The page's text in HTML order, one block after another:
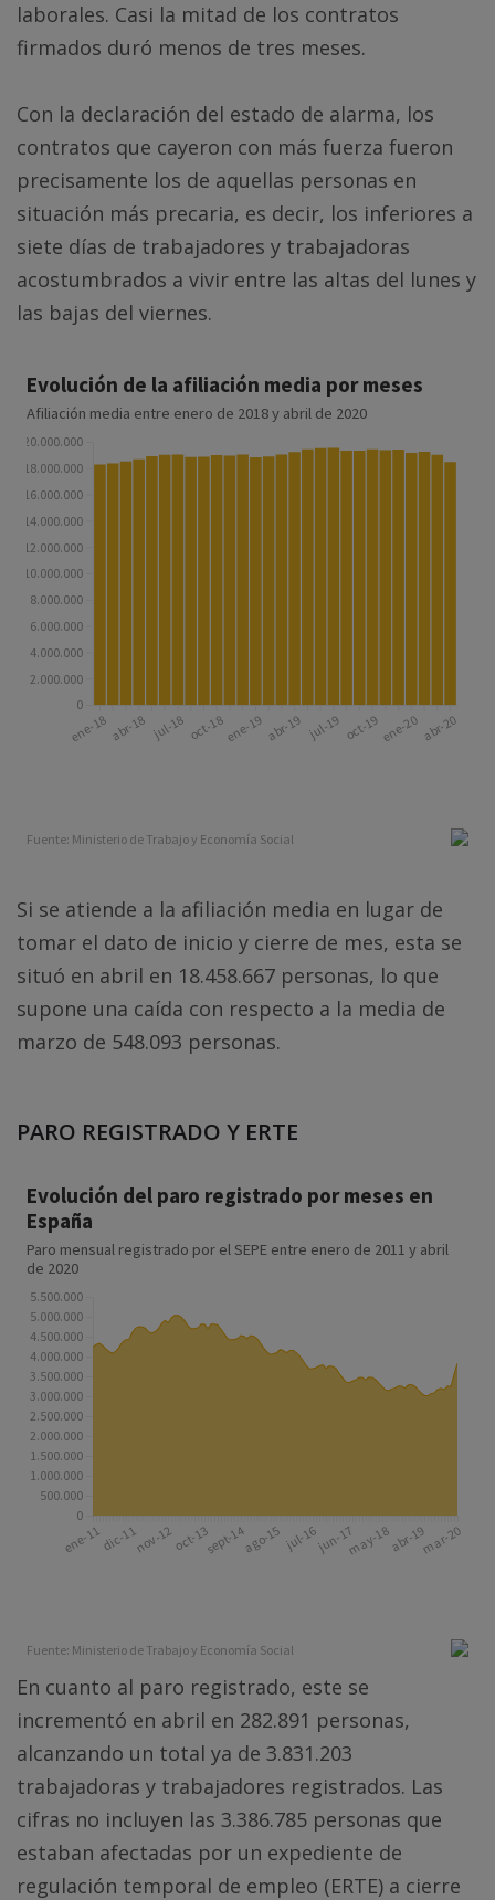
laborales. Casi la mitad de los contratos
firmados duró menos de tres meses.
Con la declaración del estado de alarma, los
contratos que cayeron con más fuerza fueron
precisamente los de aquellas personas en
situación más precaria, es decir, los inferiores a
siete días de trabajadores y trabajadoras
acostumbrados a vivir entre las altas del lunes y
las bajas del viernes.
Si se atiende a la afiliación media en lugar de
tomar el dato de inicio y cierre de mes, esta se
situó en abril en 18.458.667 personas, lo que
supone una caída con respecto a la media de
marzo de 548.093 personas.
PARO REGISTRADO Y ERTE
En cuanto al paro registrado, este se
incrementó en abril en 282.891 personas,
alcanzando un total ya de 3.831.203
trabajadoras y trabajadores registrados. Las
cifras no incluyen las 3.386.785 personas que
estaban afectadas por un expediente de
regulación temporal de empleo (ERTE) a cierre